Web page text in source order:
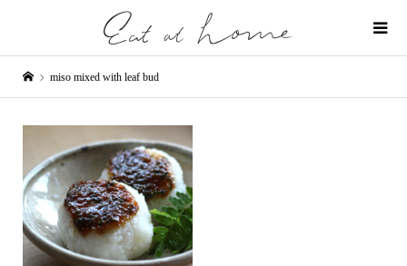
miso mixed with leaf bud